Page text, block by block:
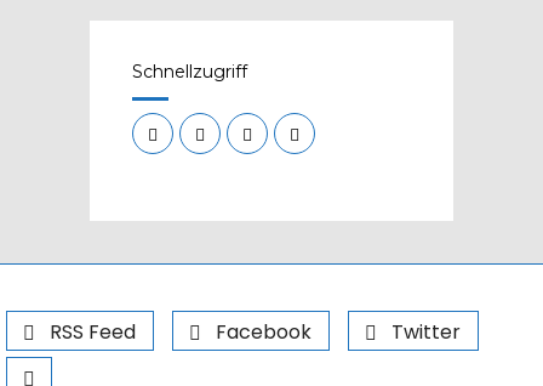
Schnellzugriff
RSS Feed Facebook Twitter